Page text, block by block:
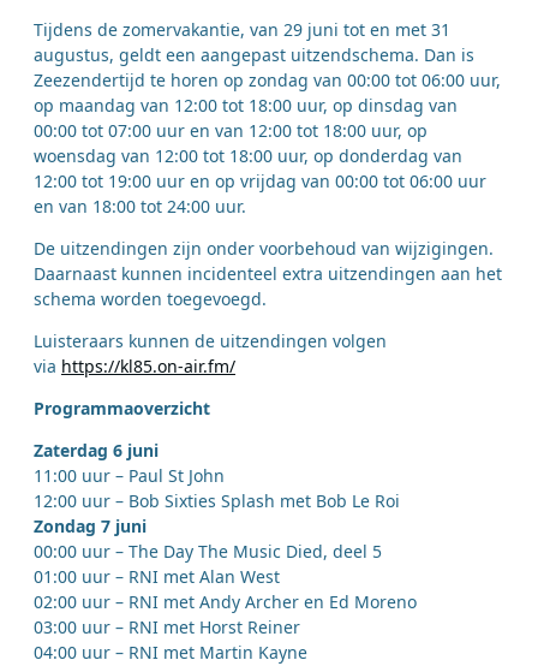
Tijdens de zomervakantie, van 29 juni tot en met 31
augustus, geldt een aangepast uitzendschema. Dan is
Zeezendertijd te horen op zondag van 00:00 tot 06:00 uur,
op maandag van 12:00 tot 18:00 uur, op dinsdag van
00:00 tot 07:00 uur en van 12:00 tot 18:00 uur, op
woensdag van 12:00 tot 18:00 uur, op donderdag van
12:00 tot 19:00 uur en op vrijdag van 00:00 tot 06:00 uur
en van 18:00 tot 24:00 uur.
De uitzendingen zijn onder voorbehoud van wijzigingen.
Daarnaast kunnen incidenteel extra uitzendingen aan het
schema worden toegevoegd.
Luisteraars kunnen de uitzendingen volgen
via https://kl85.on-air.fm/
Programmaoverzicht
Zaterdag 6 juni
11:00 uur – Paul St John
12:00 uur – Bob Sixties Splash met Bob Le Roi
Zondag 7 juni
00:00 uur – The Day The Music Died, deel 5
01:00 uur – RNI met Alan West
02:00 uur – RNI met Andy Archer en Ed Moreno
03:00 uur – RNI met Horst Reiner
04:00 uur – RNI met Martin Kayne